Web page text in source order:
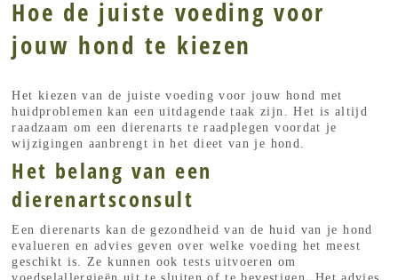
Hoe de juiste voeding voor
jouw hond te kiezen
Het kiezen van de juiste voeding voor jouw hond met
huidproblemen kan een uitdagende taak zijn. Het is altijd
raadzaam om een dierenarts te raadplegen voordat je
wijzigingen aanbrengt in het dieet van je hond.
Het belang van een
dierenartsconsult
Een dierenarts kan de gezondheid van de huid van je hond
evalueren en advies geven over welke voeding het meest
geschikt is. Ze kunnen ook tests uitvoeren om